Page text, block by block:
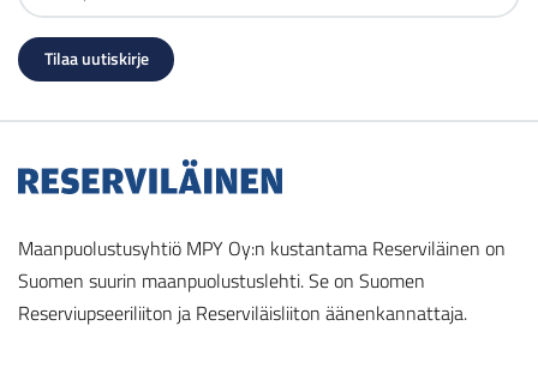
Maanpuolustusyhtiö MPY Oy:n kustantama Reserviläinen on
Suomen suurin maanpuolustuslehti. Se on Suomen
Reserviupseeriliiton ja Reserviläisliiton äänenkannattaja.